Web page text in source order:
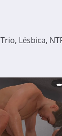
Lésbica,